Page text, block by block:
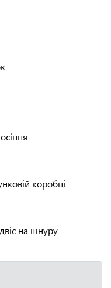
коробці
на шнуру